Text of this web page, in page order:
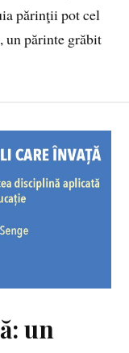
părinţii pot cel
un părinte grăbit
un